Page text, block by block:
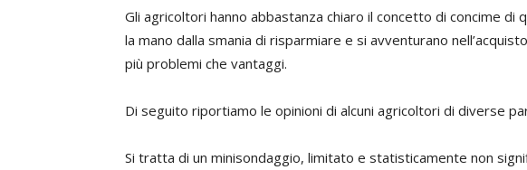
Gli agricoltori hanno abbastanza chiaro il concetto di concime di
la mano dalla smania di risparmiare e si avventurano
più problemi che vantaggi.
Di seguito riportiamo le opinioni di alcuni agricoltori di diverse
Si tratta di un minisondaggio, limitato e statisticamente non